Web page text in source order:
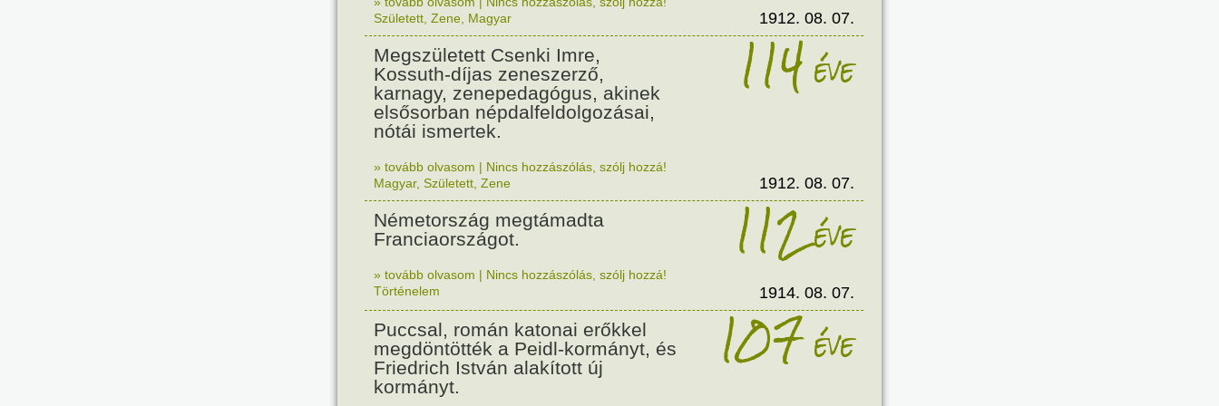
Született Zene Magyar 1912. 08. 07.
Megszületett Csenki Imre,
Kossuth-díjas zeneszerző,
karnagy, zenepedagógus, akinek
elsősorban népdalfeldolgozásai,
nótái ismertek.
114éve
» tovább olvasom | Nincs hozzászólás, szólj hozzá!
Magyar, Született Zene 1912. 08. 07.
Németország megtámadta
Franciaországot.
112éve
» tovább olvasom | Nincs hozzászólás, szólj hozzá!
Történelem
1914. 08. 07.
Puccsal, román katonai erőkkel
megdöntötték a Peidl-kormányt, és
Friedrich István alakított új
kormányt.
107éve